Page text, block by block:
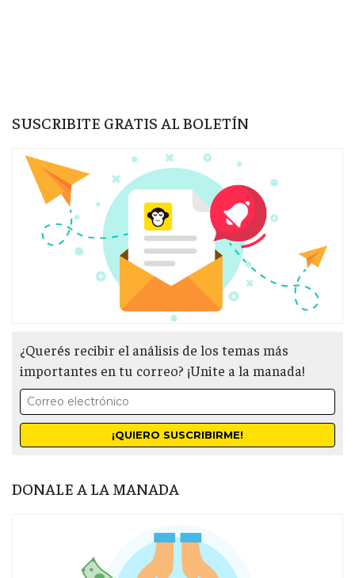
SUSCRIBITE GRATIS AL BOLETÍN
¿Querés recibir el análisis de los temas más
importantes en tu correo? ¡Unite a la manada!
DONALE A LA MANADA